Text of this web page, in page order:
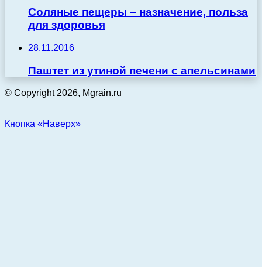
Соляные пещеры – назначение, польза
для здоровья
28.11.2016
Паштет из утиной печени с апельсинами
© Copyright 2026, Mgrain.ru
Кнопка «Наверх»